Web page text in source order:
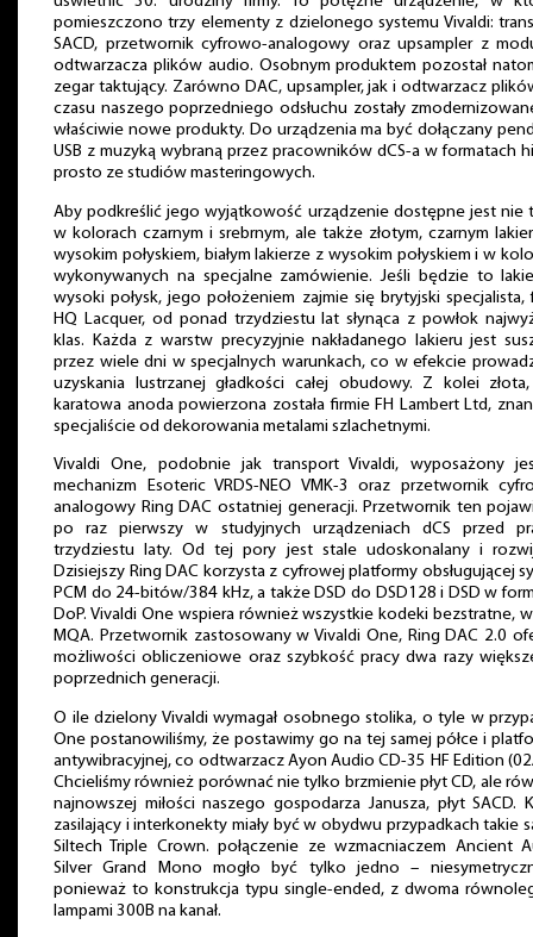
pomieszczono trzy elementy z dzielonego systemu Vivaldi:
SACD, przetwornik cyfrowo-analogowy oraz upsampler z
odtwarzacza plików audio. Osobnym produktem pozostał
zegar taktujący. Zarówno DAC, upsampler, jak i odtwarzacz
czasu naszego poprzedniego odsłuchu zostały
właściwie nowe produkty. Do urządzenia ma być dołączany
USB z muzyką wybraną przez pracowników dCS-a w formatach
prosto ze studiów masteringowych.
Aby podkreślić jego wyjątkowość urządzenie dostępne jest nie
w kolorach czarnym i srebrnym, ale także złotym, czarnym
wysokim połyskiem, białym lakierze z wysokim połyskiem i w
wykonywanych na specjalne zamówienie. Jeśli będzie to
wysoki połysk, jego położeniem zajmie się brytyjski specjalista,
HQ Lacquer, od ponad trzydziestu lat słynąca z powłok
klas. Każda z warstw precyzyjnie nakładanego lakieru jest
przez wiele dni w specjalnych warunkach, co w efekcie
uzyskania lustrzanej gładkości całej obudowy. Z kolei
karatowa anoda powierzona została firmie FH Lambert Ltd,
specjaliście od dekorowania metalami szlachetnymi.
Vivaldi One, podobnie jak transport Vivaldi, wyposażony
mechanizm Esoteric VRDS-NEO VMK-3 oraz przetwornik
analogowy Ring DAC ostatniej generacji. Przetwornik ten
po raz pierwszy w studyjnych urządzeniach dCS przed
trzydziestu laty. Od tej pory jest stale udoskonalany i
Dzisiejszy Ring DAC korzysta z cyfrowej platformy obsługującej
PCM do 24-bitów/384 kHz, a także DSD do DSD128 i DSD w
DoP. Vivaldi One wspiera również wszystkie kodeki bezstratne,
MQA. Przetwornik zastosowany w Vivaldi One, Ring DAC 2.0
możliwości obliczeniowe oraz szybkość pracy dwa razy
poprzednich generacji.
O ile dzielony Vivaldi wymagał osobnego stolika, o tyle w
One postanowiliśmy, że postawimy go na tej samej półce i
antywibracyjnej, co odtwarzacz Ayon Audio CD-35 HF Edition
Chcieliśmy również porównać nie tylko brzmienie płyt CD, ale
najnowszej miłości naszego gospodarza Janusza, płyt SACD.
zasilający i interkonekty miały być w obydwu przypadkach takie
Siltech Triple Crown. połączenie ze wzmacniaczem Ancient
Silver Grand Mono mogło być tylko jedno –
ponieważ to konstrukcja typu single-ended, z dwoma
lampami 300B na kanał.